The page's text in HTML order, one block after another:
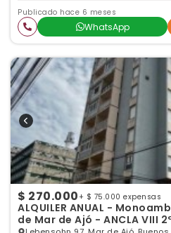
Publicado hace 6 meses
WhatsApp
$ 270.000 + $ 75.000 expensas
ALQUILER ANUAL -
de Mar de Ajó - ANCLA VIII